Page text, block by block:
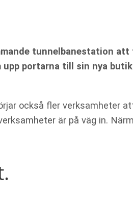
tunnelbanestation att
upp portarna till sin nya
också fler verksamheter
är på väg in.